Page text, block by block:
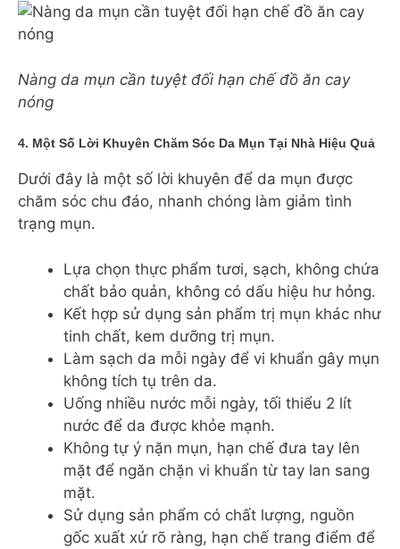
Nàng da mụn cần tuyệt đối hạn chế đồ ăn cay
nóng
4. Một Số Lời Khuyên Chăm Sóc Da Mụn Tại Nhà Hiệu Quả
Dưới đây là một số lời khuyên để da mụn được
chăm sóc chu đáo, nhanh chóng làm giảm tình
trạng mụn.
Lựa chọn thực phẩm tươi, sạch, không chứa
chất bảo quản, không có dấu hiệu hư hỏng.
Kết hợp sử dụng sản phẩm trị mụn khác như
tinh chất, kem dưỡng trị mụn.
Làm sạch da mỗi ngày để vi khuẩn gây mụn
không tích tụ trên da.
Uống nhiều nước mỗi ngày, tối thiểu 2 lít
nước để da được khỏe mạnh.
Không tự ý nặn mụn, hạn chế đưa tay lên
mặt để ngăn chặn vi khuẩn từ tay lan sang
mặt.
Sử dụng sản phẩm có chất lượng, nguồn
gốc xuất xứ rõ ràng, hạn chế trang điểm để